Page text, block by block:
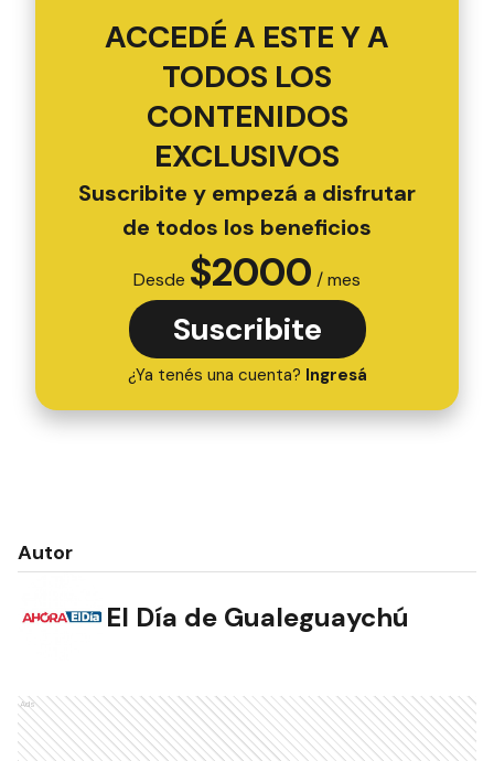
ACCEDÉ A ESTE Y A
TODOS LOS
CONTENIDOS
EXCLUSIVOS
Suscribite y empezá a disfrutar
de todos los beneficios
Desde $2000 / mes
Suscribite
¿Ya tenés una cuenta? Ingresá
Autor
El Día de Gualeguaychú
Ads